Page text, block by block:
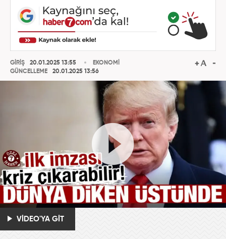
GİRİŞ
20.01.2025 13:55
GÜNCELLEME
20.01.2025 13:56
EKONOMİ
VİDEO'YA GİT